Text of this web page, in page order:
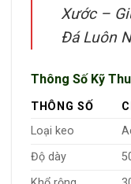
Xước –
Đá Luôn
Thông Số Kỹ
THÔNG SỐ
Loại keo
Độ dày